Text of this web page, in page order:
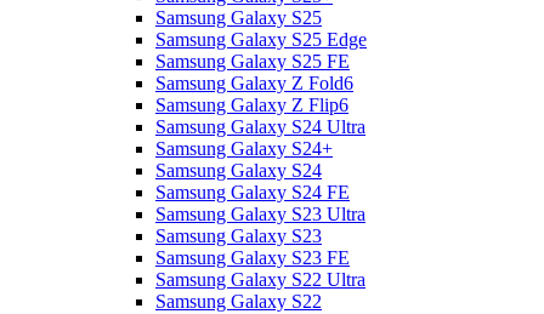
Samsung Galaxy S25
Samsung Galaxy S25 Edge
Samsung Galaxy S25 FE
Samsung Galaxy Z Fold6
Samsung Galaxy Z Flip6
Samsung Galaxy S24 Ultra
Samsung Galaxy S24+
Samsung Galaxy S24
Samsung Galaxy S24 FE
Samsung Galaxy S23 Ultra
Samsung Galaxy S23
Samsung Galaxy S23 FE
Samsung Galaxy S22 Ultra
Samsung Galaxy S22